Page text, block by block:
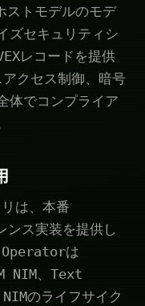
トモデルのモデ
ズセキュリティシ
レコードを提供
クセス制御、暗号
体でコンプライア
は、本番
ス実装を提供し
は
NIM、Text
のライフサイク